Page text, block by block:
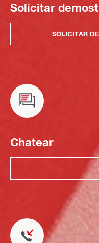
Solicitar
SOLICITAR
Chatear